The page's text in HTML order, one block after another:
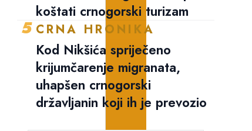
koštati crnogorski turizam
5 CRNA HRONIKA
Kod Nikšića spriječeno
krijumčarenje migranata,
uhapšen crnogorski
državljanin koji ih je prevozio